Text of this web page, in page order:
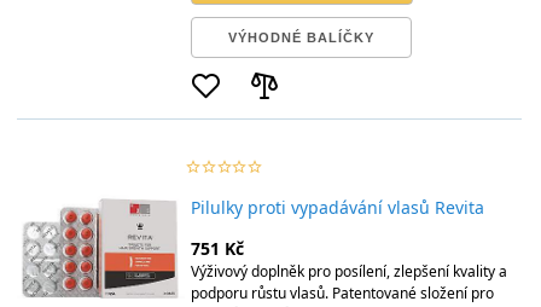
VÝHODNÉ BALÍČKY
star_borderstar_borderstar_borderstar_borderstar_border
starstarstarstarstar
Pilulky proti vypadávání vlasů Revita
751 Kč
Výživový doplněk pro posílení, zlepšení kvality a
podporu růstu vlasů. Patentované složení pro